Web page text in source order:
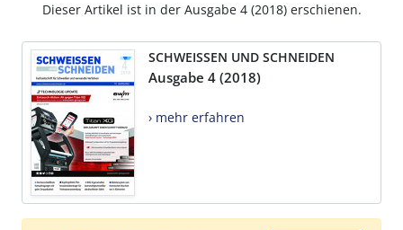
Dieser Artikel ist in der Ausgabe 4 (2018) erschienen.
SCHWEISSEN UND SCHNEIDEN
Ausgabe 4 (2018)
› mehr erfahren